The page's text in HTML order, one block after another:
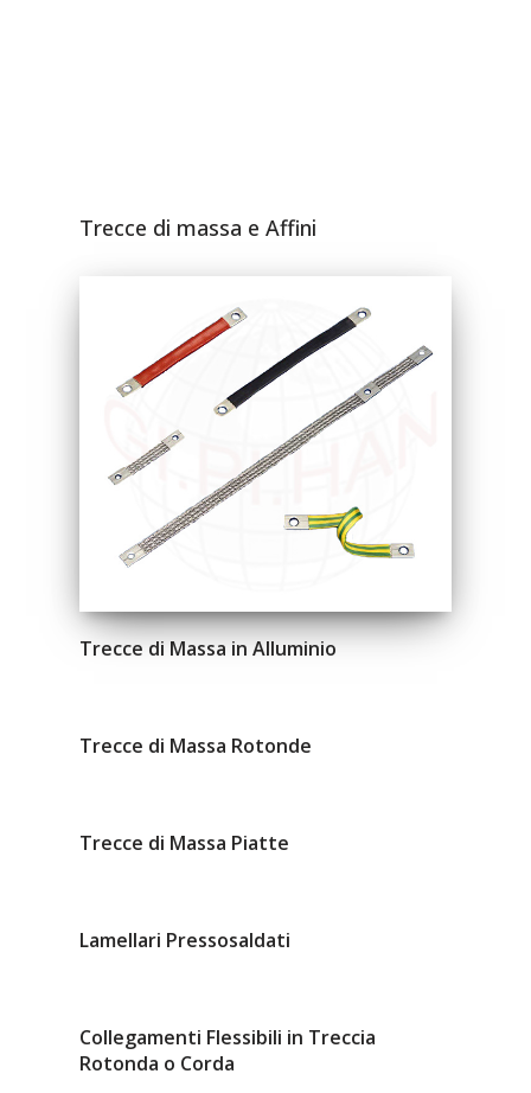
Trecce di massa e Affini
Trecce di Massa in Alluminio
Trecce di Massa Rotonde
Trecce di Massa Piatte
Lamellari Pressosaldati
Collegamenti Flessibili in Treccia
Rotonda o Corda